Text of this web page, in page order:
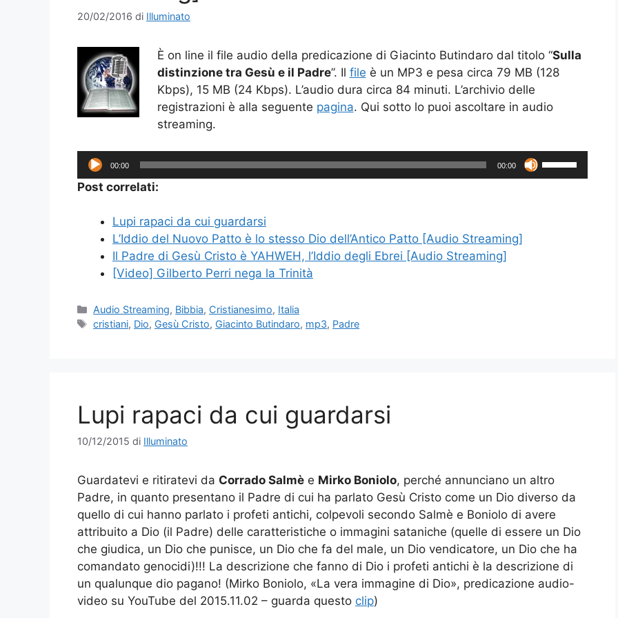
20/02/2016 di Illuminato
È on line il file audio della predicazione di Giacinto Butindaro dal titolo “Sulla
distinzione tra Gesù e il Padre”. Il file è un MP3 e pesa circa 79 MB (128
Kbps), 15 MB (24 Kbps). L’audio dura circa 84 minuti. L’archivio delle
registrazioni è alla seguente pagina. Qui sotto lo puoi ascoltare in audio
streaming.
Audio
Player
00:00 00:00
i
Post correlati:
Lupi rapaci da cui guardarsi
L’Iddio del Nuovo Patto è lo stesso Dio dell’Antico Patto [Audio Streaming]
Il Padre di Gesù Cristo è YAHWEH, l’Iddio degli Ebrei [Audio Streaming]
[Video] Gilberto Perri nega la Trinità
Categorie
Audio Streaming, Bibbia, Cristianesimo, Italia
Tag
cristiani, Dio, Gesù Cristo, Giacinto Butindaro, mp3, Padre
Lupi rapaci da cui guardarsi
10/12/2015 di Illuminato
Guardatevi e ritiratevi da Corrado Salmè e Mirko Boniolo, perché annunciano un altro
Padre, in quanto presentano il Padre di cui ha parlato Gesù Cristo come un Dio diverso da
quello di cui hanno parlato i profeti antichi, colpevoli secondo Salmè e Boniolo di avere
attribuito a Dio (il Padre) delle caratteristiche o immagini sataniche (quelle di essere un Dio
che giudica, un Dio che punisce, un Dio che fa del male, un Dio vendicatore, un Dio che ha
comandato genocidi)!!! La descrizione che fanno di Dio i profeti antichi è la descrizione di
un qualunque dio pagano! (Mirko Boniolo, «La vera immagine di Dio», predicazione audio-
video su YouTube del 2015.11.02 – guarda questo clip)